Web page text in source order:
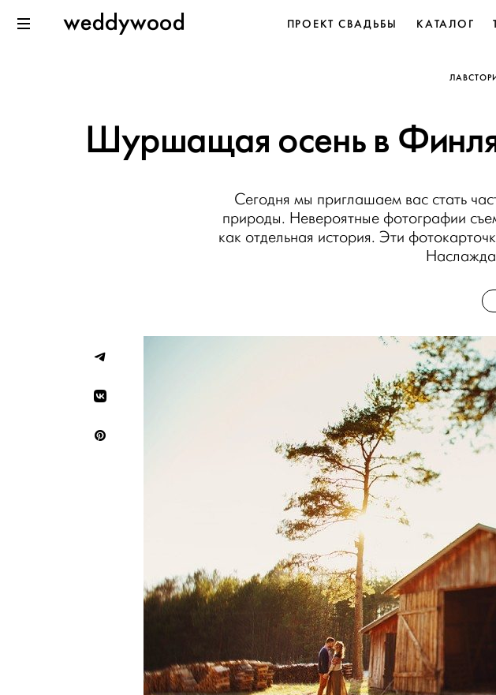
к содержанию
WeddywoodПРОЕКТ СВАДЬБЫ КАТАЛОГ
Шуршащая осень в
Сегодня мы приглашаем вас стать
природы. Невероятные фотографии
как отдельная история. Эти